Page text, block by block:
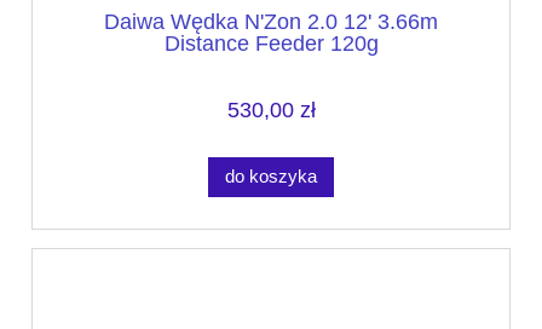
Daiwa Wędka N'Zon 2.0 12' 3.66m
Distance Feeder 120g
530,00 zł
do koszyka